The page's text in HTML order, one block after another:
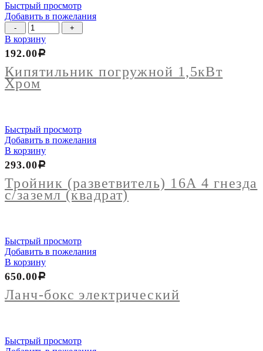
Быстрый просмотр
Добавить в пожелания
Количество
товара
Кипятильник
погружной
1,5кВт
Хром
В корзину
Кипятильник погружной 1,5кВт
Хром
192.00Р
Быстрый просмотр
Добавить в пожелания
В корзину
Тройник (разветвитель) 16А 4 гнезда
с/заземл (квадрат)
293.00Р
Быстрый просмотр
Добавить в пожелания
В корзину
Ланч-бокс электрический
650.00Р
Быстрый просмотр